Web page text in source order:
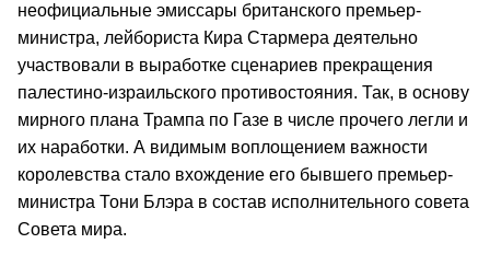
неофициальные эмиссары британского премьер-
министра, лейбориста Кира Стармера деятельно
участвовали в выработке сценариев прекращения
палестино-израильского противостояния. Так, в основу
мирного плана Трампа по Газе в числе прочего легли и
их наработки. А видимым воплощением важности
королевства стало вхождение его бывшего премьер-
министра Тони Блэра в состав исполнительного совета
Совета мира.